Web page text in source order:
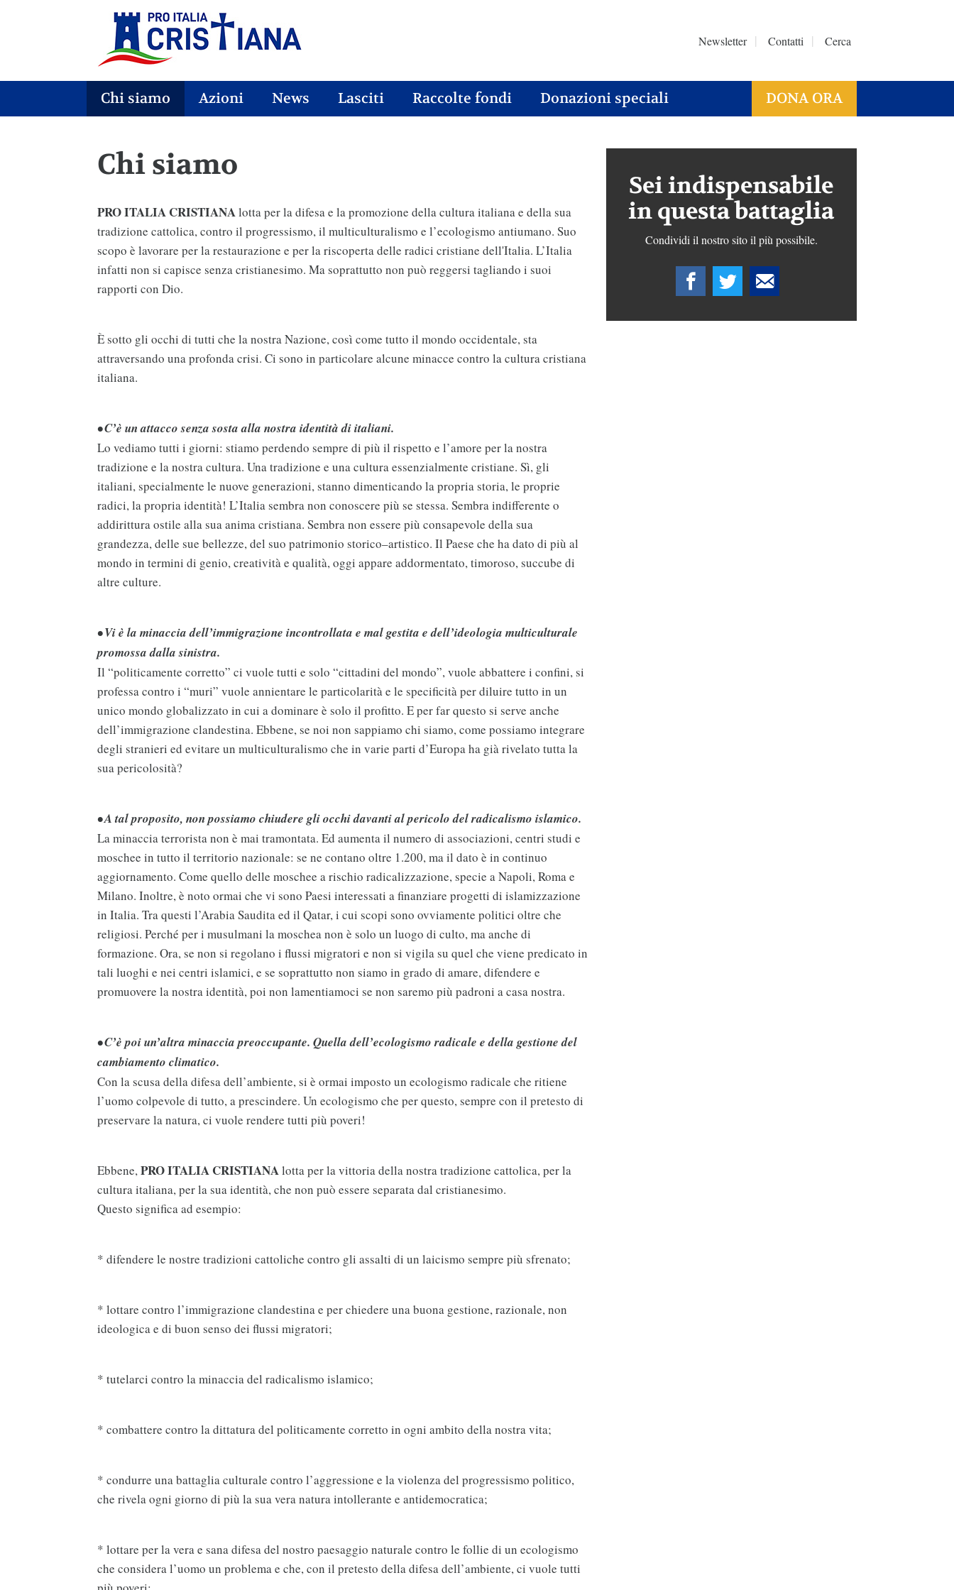
Newsletter Contatti Cerca
Chi siamo Azioni News Lasciti Raccolte fondi Donazioni speciali DONA ORA
Chi siamo
PRO ITALIA CRISTIANAlotta per la difesa e la promozione della cultura italiana e della sua
tradizione cattolica, contro il progressismo, il multiculturalismo e l’ecologismo antiumano. Suo
scopo è lavorare per la restaurazione e per la riscoperta delle radici cristiane dell'Italia. L’Italia
infatti non si capisce senza cristianesimo. Ma soprattutto non può reggersi tagliando i suoi
rapporti con Dio.
È sotto gli occhi di tutti che la nostra Nazione, così come tutto il mondo occidentale, sta
attraversando una profonda crisi. Ci sono in particolare alcune minacce contro la cultura cristiana
italiana.
• C’è un attacco senza sosta alla nostra identità di italiani.
Lo vediamo tutti i giorni: stiamo perdendo sempre di più il rispetto e l’amore per la nostra
tradizione e la nostra cultura. Una tradizione e una cultura essenzialmente cristiane. Sì, gli
italiani, specialmente le nuove generazioni, stanno dimenticando la propria storia, le proprie
radici, la propria identità! L’Italia sembra non conoscere più se stessa. Sembra indifferente o
addirittura ostile alla sua anima cristiana. Sembra non essere più consapevole della sua
grandezza, delle sue bellezze, del suo patrimonio storico–artistico. Il Paese che ha dato di più al
mondo in termini di genio, creatività e qualità, oggi appare addormentato, timoroso, succube di
altre culture.
• Vi è la minaccia dell’immigrazione incontrollata e mal gestita e dell’ideologia multiculturale
promossa dalla sinistra.
Il “politicamente corretto” ci vuole tutti e solo “cittadini del mondo”, vuole abbattere i confini, si
professa contro i “muri” vuole annientare le particolarità e le specificità per diluire tutto in un
unico mondo globalizzato in cui a dominare è solo il profitto. E per far questo si serve anche
dell’immigrazione clandestina. Ebbene, se noi non sappiamo chi siamo, come possiamo integrare
degli stranieri ed evitare un multiculturalismo che in varie parti d’Europa ha già rivelato tutta la
sua pericolosità?
• A tal proposito, non possiamo chiudere gli occhi davanti al pericolo del radicalismo islamico.
La minaccia terrorista non è mai tramontata. Ed aumenta il numero di associazioni, centri studi e
moschee in tutto il territorio nazionale: se ne contano oltre 1.200, ma il dato è in continuo
aggiornamento. Come quello delle moschee a rischio radicalizzazione, specie a Napoli, Roma e
Milano. Inoltre, è noto ormai che vi sono Paesi interessati a finanziare progetti di islamizzazione
in Italia. Tra questi l’Arabia Saudita ed il Qatar, i cui scopi sono ovviamente politici oltre che
religiosi. Perché per i musulmani la moschea non è solo un luogo di culto, ma anche di
formazione. Ora, se non si regolano i flussi migratori e non si vigila su quel che viene predicato in
tali luoghi e nei centri islamici, e se soprattutto non siamo in grado di amare, difendere e
promuovere la nostra identità, poi non lamentiamoci se non saremo più padroni a casa nostra.
• C’è poi un’altra minaccia preoccupante. Quella dell’ecologismo radicale e della gestione del
cambiamento climatico.
Con la scusa della difesa dell’ambiente, si è ormai imposto un ecologismo radicale che ritiene
l’uomo colpevole di tutto, a prescindere. Un ecologismo che per questo, sempre con il pretesto di
preservare la natura, ci vuole rendere tutti più poveri!
Ebbene,PRO ITALIA CRISTIANAlotta per la vittoria della nostra tradizione cattolica, per la
cultura italiana, per la sua identità, che non può essere separata dal cristianesimo.
Questo significa ad esempio:
* difendere le nostre tradizioni cattoliche contro gli assalti di un laicismo sempre più sfrenato;
* lottare contro l’immigrazione clandestina e per chiedere una buona gestione, razionale, non
ideologica e di buon senso dei flussi migratori;
* tutelarci contro la minaccia del radicalismo islamico;
* combattere contro la dittatura del politicamente corretto in ogni ambito della nostra vita;
* condurre una battaglia culturale contro l’aggressione e la violenza del progressismo politico,
che rivela ogni giorno di più la sua vera natura intollerante e antidemocratica;
* lottare per la vera e sana difesa del nostro paesaggio naturale contro le follie di un ecologismo
che considera l’uomo un problema e che, con il pretesto della difesa dell’ambiente, ci vuole tutti
Sei indispensabile
in questa battaglia
Condividi il nostro sito il più possibile.